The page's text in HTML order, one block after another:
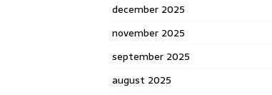
december 2025
november 2025
september 2025
august 2025